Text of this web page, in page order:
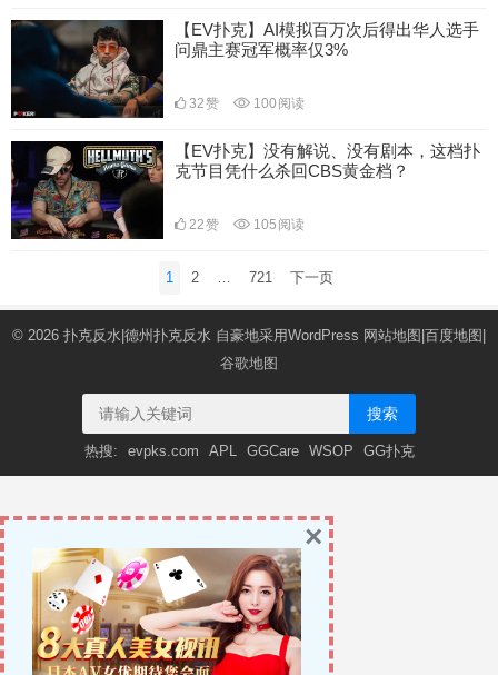
【EV扑克】AI模拟百万次后得出华人选手
问鼎主赛冠军概率仅3%
32赞 100 阅读
【EV扑克】没有解说、没有剧本，这档扑
克节目凭什么杀回CBS黄金档？
22赞 105 阅读
1 2 721 下一页
© 2026 扑克反水|德州扑克反水 自豪地采用WordPress 网站地图 百度地图
谷歌地图
搜索
热搜: evpks.com APL GGCare WSOP GG扑克
×